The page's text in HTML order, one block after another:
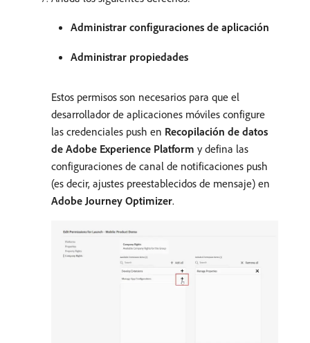
Administrar configuraciones de aplicación
Administrar propiedades
Estos permisos son necesarios para que el
desarrollador de aplicaciones móviles configure
las credenciales push en Recopilación de datos
de Adobe Experience Platform y defina las
configuraciones de canal de notificaciones push
(es decir, ajustes preestablecidos de mensaje) en
Adobe Journey Optimizer.